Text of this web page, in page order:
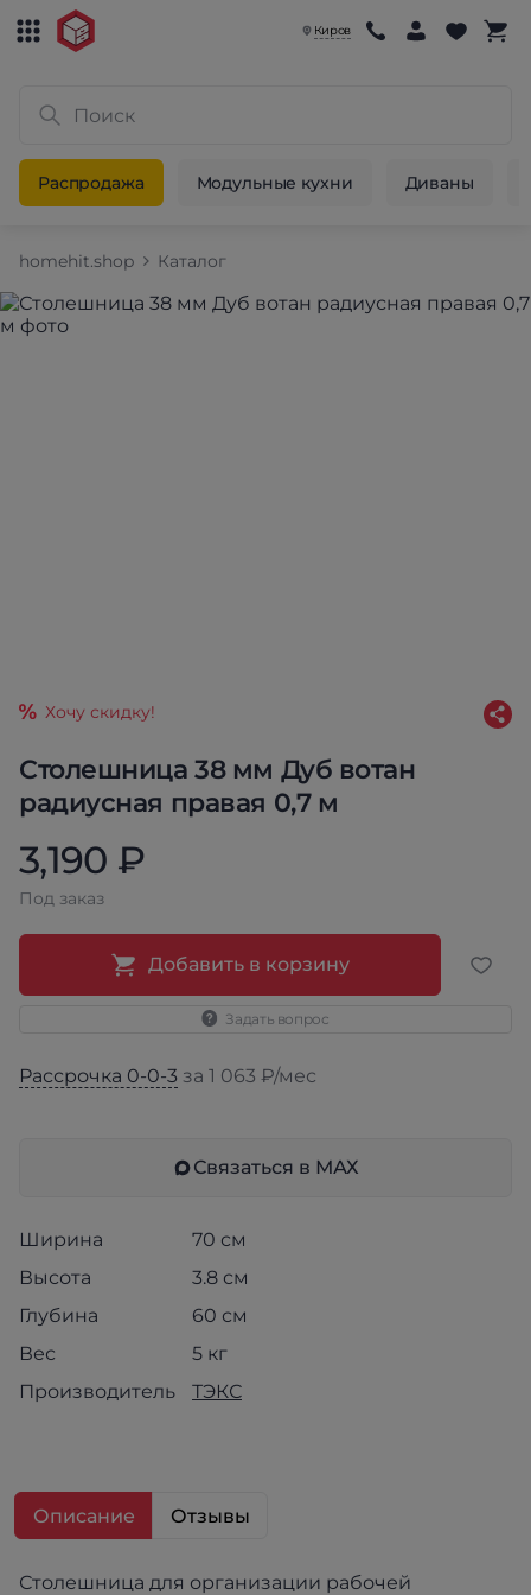
Киров
Распродажа Модульные кухни Диваны
homehit.shop Каталог
Столешница 38 мм Дуб вотан
радиусная правая 0,7 м
Хочу скидку!
3,190 ₽
Под заказ
Добавить в корзину
Задать вопрос
Рассрочка 0-0-3 за 1 063 ₽/мес
Связаться в МАХ
Ширина
70 см
Высота
3.8 см
Глубина
60 см
Вес
5 кг
Производитель
ТЭКС
Описание Отзывы
Столешница для организации рабочей